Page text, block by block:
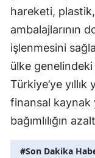
hareketi,
ambalajlarının
işlenmesini
ülke genelindeki
Türkiye’ye
finansal kaynak
bağımlılığın
#Son Dakika